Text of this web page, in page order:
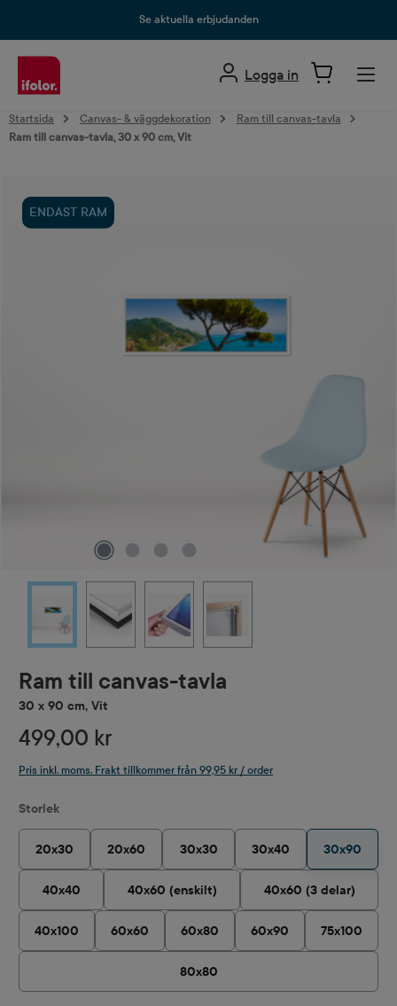
Se aktuella erbjudanden
Logga in
Startsida Canvas- & väggdekoration
Ram till canvas-tavla
Ram till canvas-tavla, 30 x 90 cm, Vit
ENDAST RAM
Ram till canvas-tavla
30 x 90 cm, Vit
499,00 kr
Pris inkl. moms. Frakt tillkommer från 99,95 kr / order
Välj
Storlek
20x30 20x60 30x30 30x40 30x90
40x40 40x60 (enskilt) 40x60 (3 delar)
40x100 60x60 60x80 60x90 75x100
80x80